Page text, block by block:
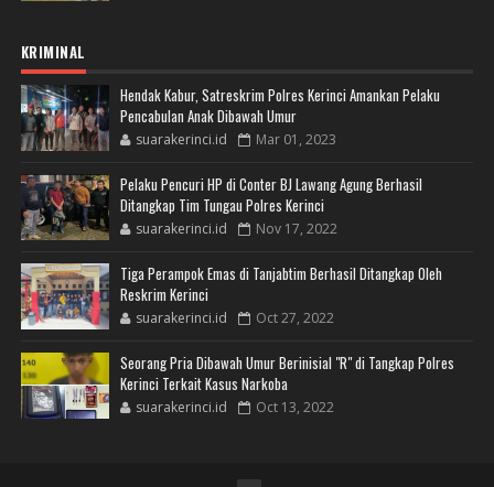
KRIMINAL
Hendak Kabur, Satreskrim Polres Kerinci Amankan Pelaku
Pencabulan Anak Dibawah Umur
suarakerinci.id Mar 01, 2023
Pelaku Pencuri HP di Conter BJ Lawang Agung Berhasil
Ditangkap Tim Tungau Polres Kerinci
suarakerinci.id Nov 17, 2022
Tiga Perampok Emas di Tanjabtim Berhasil Ditangkap Oleh
Reskrim Kerinci
suarakerinci.id Oct 27, 2022
Seorang Pria Dibawah Umur Berinisial "R" di Tangkap Polres
Kerinci Terkait Kasus Narkoba
suarakerinci.id Oct 13, 2022